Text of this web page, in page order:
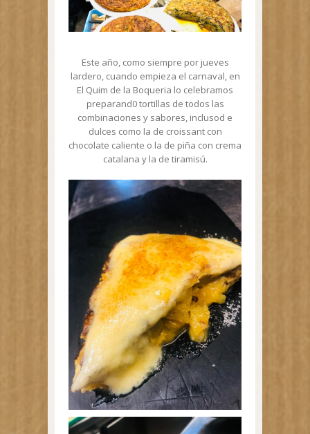
Este año, como siempre por jueves
lardero, cuando empieza el carnaval, en
El Quim de la Boqueria lo celebramos
preparand0 tortillas de todos las
combinaciones y sabores, inclusod e
dulces como la de croissant con
chocolate caliente o la de piña con crema
catalana y la de tiramisú.